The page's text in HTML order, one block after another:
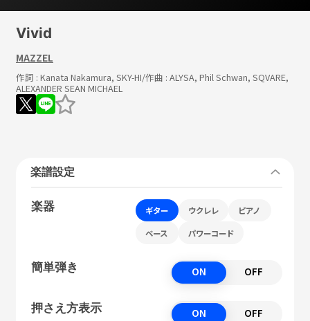
Vivid
MAZZEL
作詞 : Kanata Nakamura, SKY-HI/作曲 : ALYSA, Phil Schwan, SQVARE,
ALEXANDER SEAN MICHAEL
楽譜設定
楽器 ギター ウクレレ ピアノ
ベース パワーコード
簡単弾き ON OFF
押さえ方表示 ON OFF